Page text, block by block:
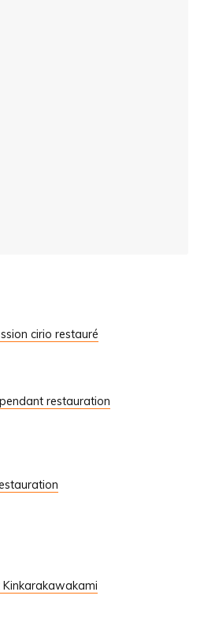
cirio restauré
restauration
Kinkarakawakami